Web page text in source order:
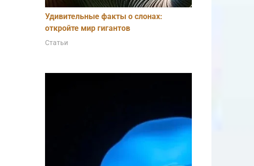
Удивительные факты о слонах:
откройте мир гигантов
Статьи